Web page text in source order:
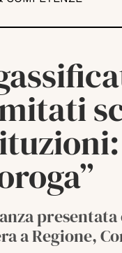
a Regione,